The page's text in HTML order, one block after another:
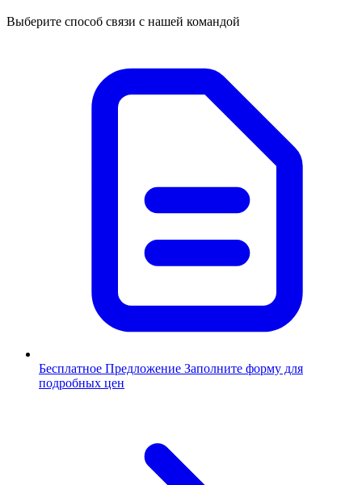
Выберите способ связи с нашей командой
Бесплатное Предложение Заполните форму для
подробных цен